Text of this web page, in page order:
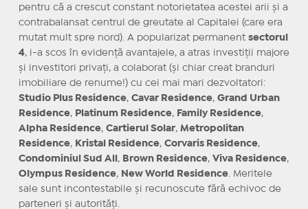
pentru că a crescut constant notorietatea acestei arii și a
contrabalansat centrul de greutate al Capitalei (care era
mutat mult spre nord). A popularizat permanent sectorul
4, i-a scos în evidență avantajele, a atras investiții majore
și investitori privați, a colaborat (și chiar creat branduri
imobiliare de renume!) cu cei mai mari dezvoltatori:
Studio Plus Residence, Cavar Residence, Grand Urban
Residence, Platinum Residence, Family Residence,
Alpha Residence, Cartierul Solar, Metropolitan
Residence, Kristal Residence, Corvaris Residence,
Condominiul Sud All , Brown Residence, Viva Residence,
Olympus Residence, New World Residence. Meritele
sale sunt incontestabile și recunoscute fără echivoc de
parteneri și autorități.